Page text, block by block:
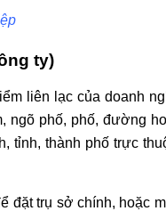
ty)
liên lạc của doanh
ngõ phố, phố, đường
tỉnh, thành phố trực
đặt trụ sở chính, hoặc